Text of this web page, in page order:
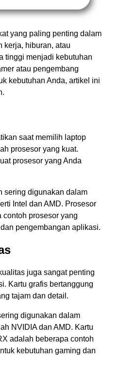
yang paling penting dalam
kerja, hiburan, atau
tinggi menjadi kebutuhan
atau pengembang
kebutuhan Anda, artikel ini
saat memilih laptop
prosesor yang kuat.
prosesor yang Anda
sering digunakan dalam
Intel dan AMD. Prosesor
contoh prosesor yang
pengembangan aplikasi.
juga sangat penting
Kartu grafis bertanggung
tajam dan detail.
digunakan dalam
NVIDIA dan AMD. Kartu
adalah beberapa contoh
kebutuhan gaming dan